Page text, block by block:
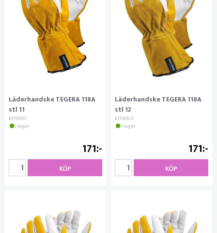
Läderhandske TEGERA 118A
stl 11
EJ118A11
I lager
171
KÖP
Läderhandske TEGERA 118A
stl 12
EJ118A12
I lager
171
KÖP